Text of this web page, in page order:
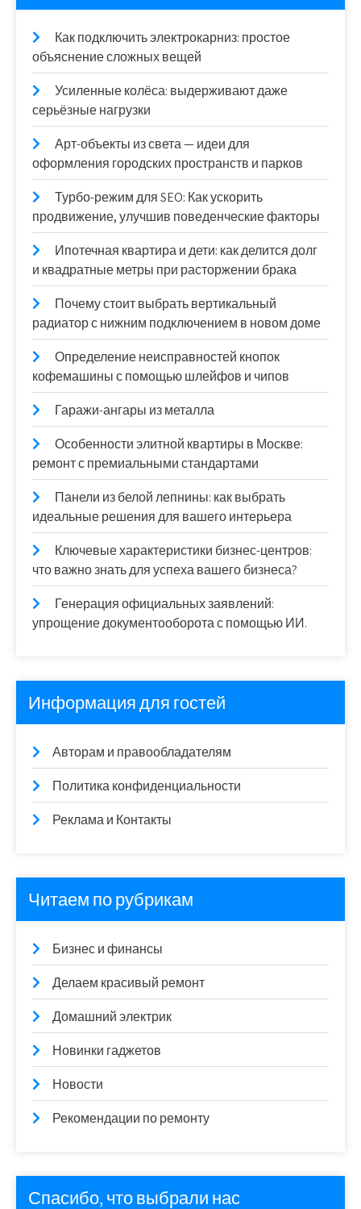
Как подключить электрокарниз: простое
объяснение сложных вещей
Усиленные колёса: выдерживают даже
серьёзные нагрузки
Арт-объекты из света — идеи для
оформления городских пространств и парков
Турбо-режим для SEO: Как ускорить
продвижение, улучшив поведенческие факторы
Ипотечная квартира и дети: как делится долг
и квадратные метры при расторжении брака
Почему стоит выбрать вертикальный
радиатор с нижним подключением в новом доме
Определение неисправностей кнопок
кофемашины с помощью шлейфов и чипов
Гаражи-ангары из металла
Особенности элитной квартиры в Москве:
ремонт с премиальными стандартами
Панели из белой лепнины: как выбрать
идеальные решения для вашего интерьера
Ключевые характеристики бизнес-центров:
что важно знать для успеха вашего бизнеса?
Генерация официальных заявлений:
упрощение документооборота с помощью ИИ.
Информация для гостей
Авторам и правообладателям
Политика конфиденциальности
Реклама и Контакты
Читаем по рубрикам
Бизнес и финансы
Делаем красивый ремонт
Домашний электрик
Новинки гаджетов
Новости
Рекомендации по ремонту
Спасибо, что выбрали нас